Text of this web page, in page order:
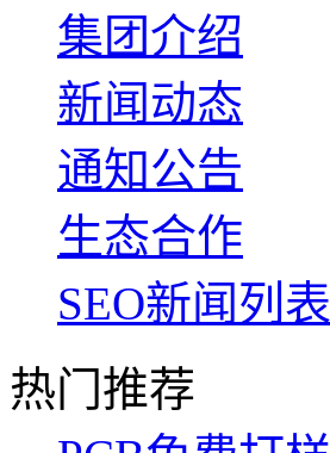
集团介绍
新闻动态
通知公告
生态合作
SEO新闻列表
热门推荐